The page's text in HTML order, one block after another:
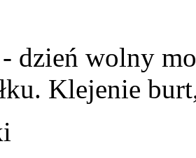
dzień wolny
Klejenie